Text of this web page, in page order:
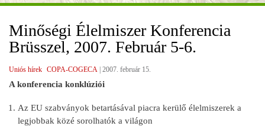
Minőségi Élelmiszer Konferencia
Brüsszel, 2007. Február 5-6.
Uniós hírek COPA-COGECA 2007. február 15.
A konferencia konklúziói
Az EU szabványok betartásával piacra kerülő élelmiszerek a
legjobbak közé sorolhatók a világon